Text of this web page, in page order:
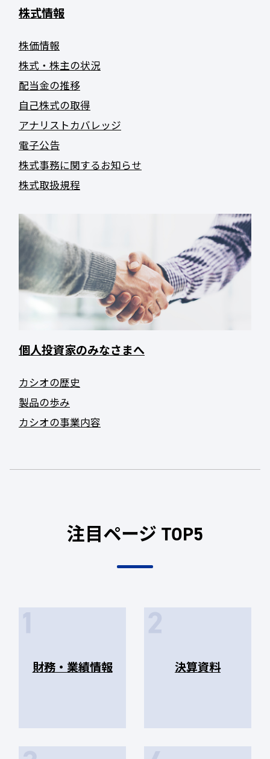
株式情報
株価情報
株式・株主の状況
配当金の推移
自己株式の取得
アナリストカバレッジ
電子公告
株式事務に関するお知らせ
株式取扱規程
個人投資家のみなさまへ
カシオの歴史
製品の歩み
カシオの事業内容
注目ページ TOP5
財務・業績情報 決算資料